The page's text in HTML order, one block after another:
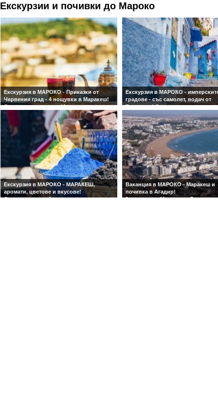
Екскурзии и почивки до Мароко
Екскурзия в МАРОКО - Приказки от
Червения град - 4 нощувки в Маракеш!
С директен полет до Маракеш и
обслужване на български език! Ранни
Екскурзия в МАРОКО -
градове - със самолет, водач от
България! Отстъпки за ранни
записвания!
Посещение на Казабланка,
Фес, Рабат, Мекнес, Танжер и
Шефшауен!
Екскурзия в МАРОКО - МАРАКЕШ,
аромати, цветове и вкусове!
Със самолет и обслужване на
Ваканция в МАРОКО - Маракеш и
почивка в Агадир!
2 нощувки в Маракеш и 5